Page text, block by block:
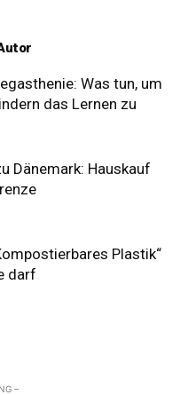
Was tun, um
das Lernen zu
Dänemark: Hauskauf
Plastik“
darf
–